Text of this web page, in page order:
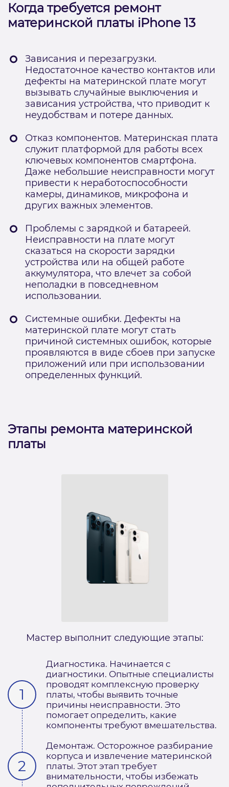
Когда требуется ремонт
материнской платы iPhone 13
Зависания и перезагрузки.
Недостаточное качество контактов или
дефекты на материнской плате могут
вызывать случайные выключения и
зависания устройства, что приводит к
неудобствам и потере данных.
Отказ компонентов. Материнская плата
служит платформой для работы всех
ключевых компонентов смартфона.
Даже небольшие неисправности могут
привести к неработоспособности
камеры, динамиков, микрофона и
других важных элементов.
Проблемы с зарядкой и батареей.
Неисправности на плате могут
сказаться на скорости зарядки
устройства или на общей работе
аккумулятора, что влечет за собой
неполадки в повседневном
использовании.
Системные ошибки. Дефекты на
материнской плате могут стать
причиной системных ошибок, которые
проявляются в виде сбоев при запуске
приложений или при использовании
определенных функций.
Этапы ремонта материнской
платы
Мастер выполнит следующие этапы:
Диагностика. Начинается с
диагностики. Опытные специалисты
проводят комплексную проверку
платы, чтобы выявить точные
причины неисправности. Это
помогает определить, какие
компоненты требуют вмешательства.
Демонтаж. Осторожное разбирание
корпуса и извлечение материнской
платы. Этот этап требует
внимательности, чтобы избежать